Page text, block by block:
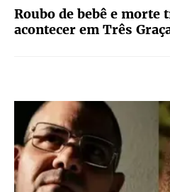
Roubo de bebê e morte
acontecer em Três